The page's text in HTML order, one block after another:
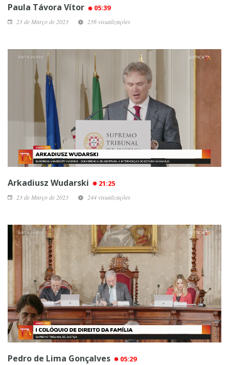
Paula Távora Vítor 05:39
23 de Março de 2023 236 visualizações
Arkadiusz Wudarski 21:25
23 de Março de 2023 244 visualizações
Pedro de Lima Gonçalves 05:29